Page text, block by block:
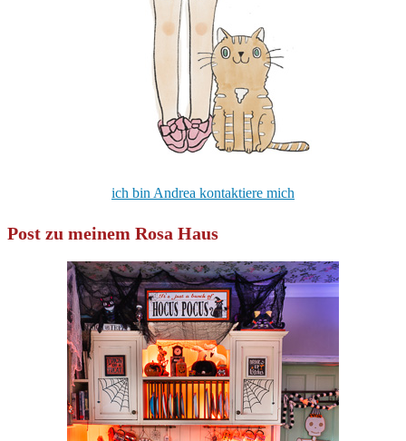
ich bin Andrea kontaktiere mich
Post zu meinem Rosa Haus